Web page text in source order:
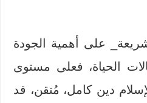
على أهمية الجودة
الحياة، فعلى مستوى
دين كامل، مُتقن، قد